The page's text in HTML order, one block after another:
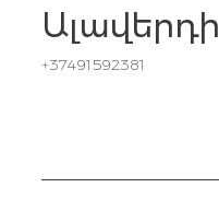
Ալավերդի
+37491592381